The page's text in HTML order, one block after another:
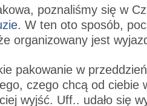
poznaliśmy się w
. W ten oto sposób,
organizowany jest
pakowanie w
czego chcą od ciebie
wyjść. Uff.. udało się